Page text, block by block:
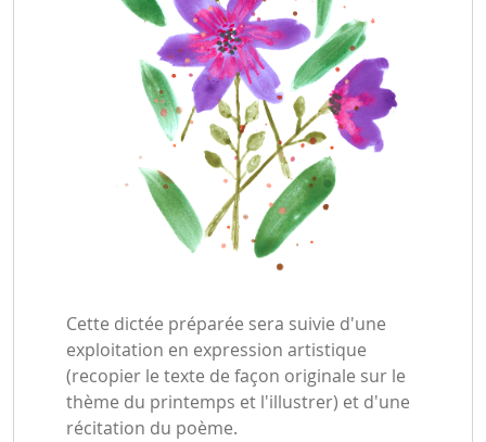
Cette dictée préparée sera suivie d'une
exploitation en expression artistique
(recopier le texte de façon originale sur le
thème du printemps et l'illustrer) et d'une
récitation du poème.